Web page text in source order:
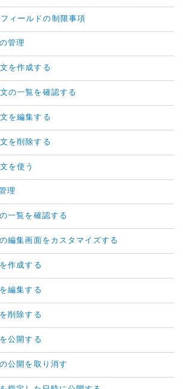
ィールドの制限事項
管理
を作成する
の一覧を確認する
を編集する
を削除する
を使う
理
一覧を確認する
編集画面をカスタマイズする
作成する
編集する
削除する
公開する
公開を取り消す